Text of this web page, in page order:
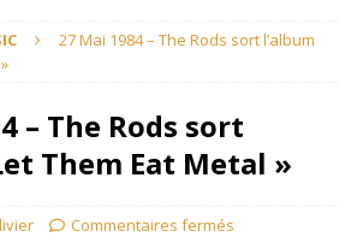
27 Mai 1984 – The Rods sort l’album
– The Rods sort
Them Eat Metal »
Commentaires fermés